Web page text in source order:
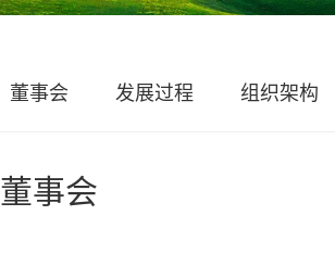
董事会 发展过程 组织架构
董事会